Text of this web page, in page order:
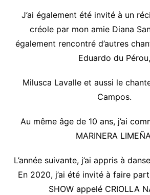
J’ai également été invité à un
créole par mon amie Diana
également rencontré d’autres
Eduardo du Pérou,
Milusca Lavalle et aussi le
Campos.
Au même âge de 10 ans, j’ai
MARINERA
L’année suivante, j’ai appris à
En 2020, j’ai été invité à faire
SHOW appelé CRIOLLA